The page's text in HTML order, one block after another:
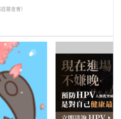
基金會）